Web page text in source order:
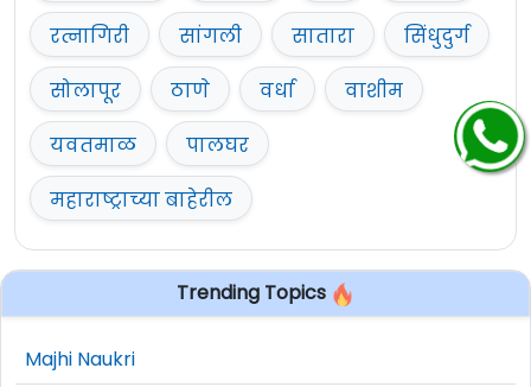
रत्नागिरी
सांगली सातारा
सिंधुदुर्ग
सोलापूर
ठाणे वर्धा
वाशीम
यवतमाळ
पालघर
महाराष्ट्राच्या बाहेरील
Trending Topics
Majhi Naukri